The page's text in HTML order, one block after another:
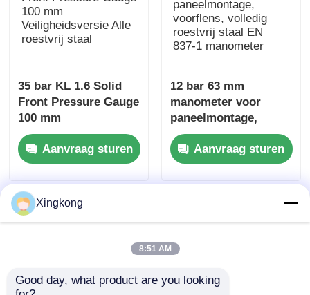
35 bar KL 1.6 Solid
Front Pressure Gauge
100 mm
Veiligheidsversie Alle
roestvrij staal
Aanvraag sturen
12 bar 63 mm
manometer voor
paneelmontage,
voorflens, volledig
roestvrij staal EN
837-1 manometer
Aanvraag sturen
Xingkong
8:51 AM
Good day, what product are you looking